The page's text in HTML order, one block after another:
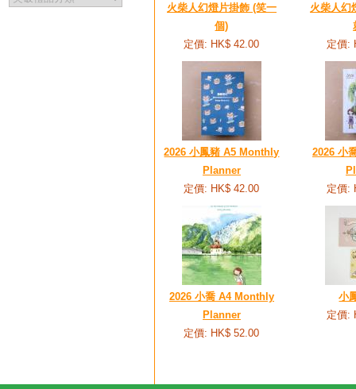
火柴人幻燈片掛飾 (笑一
個)
定價: HK$ 42.00
火柴人幻
定價:
2026 小鳳豬 A5 Monthly
Planner
定價: HK$ 42.00
2026 小
定價:
2026 小喬 A4 Monthly
Planner
定價: HK$ 52.00
小
定價: